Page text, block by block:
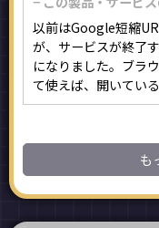
以前はGoogle短縮
が、サービスが終了
になりました。ブラ
て使えば、開いてい
も